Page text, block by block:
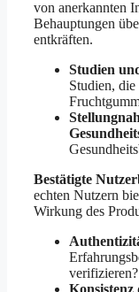
von anerkannten
Behauptungen
entkräften.
Studien
Studien,
Bestätigte
echten Nutzern
Wirkung des
verifizieren?
Konsistenz